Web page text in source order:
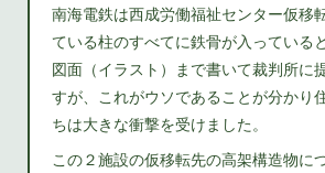
南海電鉄は西成労働福祉センター仮移
ている柱のすべてに鉄骨が入っている
図面（イラスト）まで書いて裁判所に
すが、これがウソであることが分かり
ちは大きな衝撃を受けました。
この２施設の仮移転先の高架構造物に